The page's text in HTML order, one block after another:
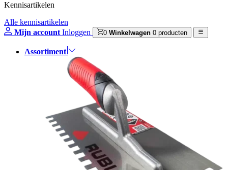
Kennisartikelen
Alle kennisartikelen
Mijn account Inloggen 0 Winkelwagen 0 producten
Assortiment